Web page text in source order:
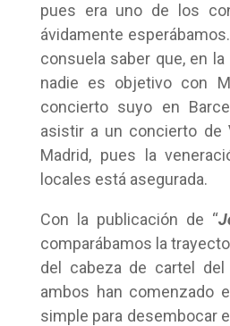
pues era uno de los
ávidamente
consuela saber que, en la
nadie es objetivo con
concierto suyo en
asistir a un concierto de
Madrid, pues la
locales está asegurada.
Con la publicación de “
comparábamos la
del cabeza de cartel
ambos han comenzado
simple para desembocar